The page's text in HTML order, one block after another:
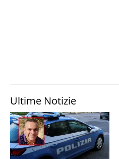
Ultime Notizie